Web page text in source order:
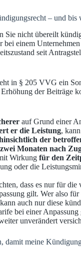
– und bis
Sie nicht übereilt
bei einem
seit
in § 205 VVG ein
der Beiträge
auf Grund einer
er die Leistung,
der
zwei Monaten nach
Wirkung für den
oder die
dass es nur für die
gilt. Wer also
auch nur diese
bei einer
unverändert
damit meine